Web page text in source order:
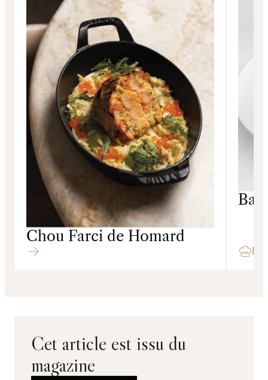
Poissons
Chou Farci de Homard
Cet article est issu du
magazine